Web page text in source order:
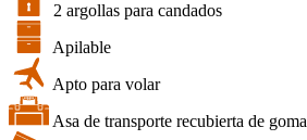
blanco
negro
tipo
4000
cantidad
2 argollas para candados
Apilable
Apto para volar
Asa de transporte recubierta de goma